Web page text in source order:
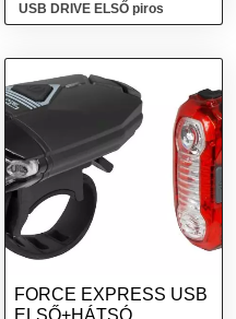
USB DRIVE ELSŐ piros
FORCE EXPRESS USB
ELSŐ+HÁTSÓ